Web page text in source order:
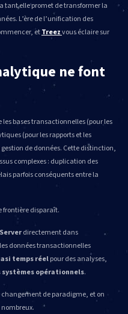
tant elle promet de transformer la
L’ère de l’unification des
etTreezvous éclaire sur
ne font
bases transactionnelles (pour les
(pour les rapports et les
de données. Cette distinction,
complexes : duplication des
parfois conséquents entre la
frontière disparaît.
directement dans
données transactionnelles
temps réelpour des analyses,
systèmes opérationnels.
de paradigme, et on